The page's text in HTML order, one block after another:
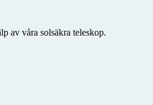
av våra solsäkra teleskop.